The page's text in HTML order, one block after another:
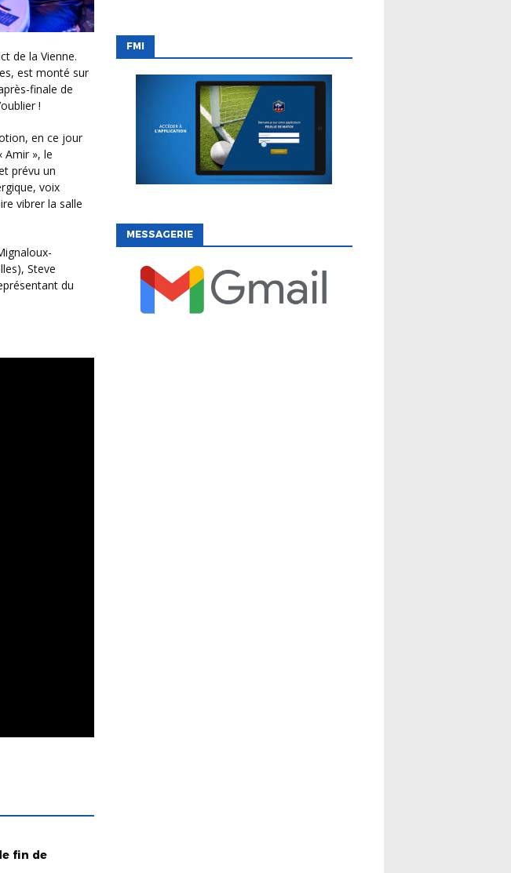
est monté sur
finale de
!
Amir », le
prévu un
voix
vibrer la salle
Steve
du
fin de
FMI
MESSAGERIE